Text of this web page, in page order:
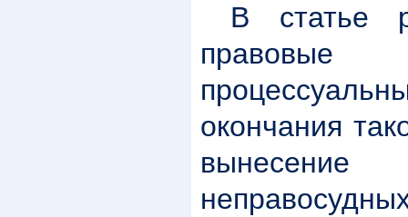
В статье
окончания